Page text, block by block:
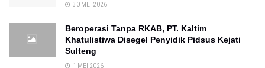
30 MEI 2026
Beroperasi Tanpa RKAB, PT. Kaltim
Khatulistiwa Disegel Penyidik Pidsus Kejati
Sulteng
1 MEI 2026